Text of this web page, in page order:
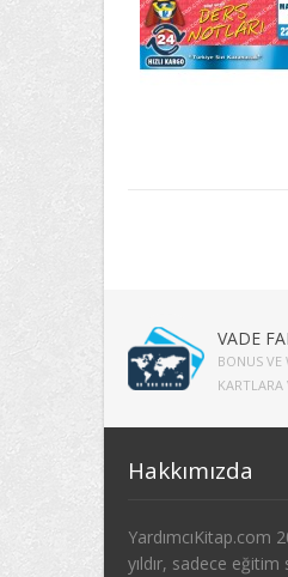
VADE
BONUS VE
KARTLARA
Hakkımızda
YardımcıKitap.com
yıldır, sadece